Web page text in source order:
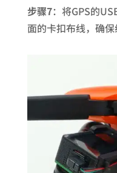
步骤7：将GPS的
面的卡扣布线，确保